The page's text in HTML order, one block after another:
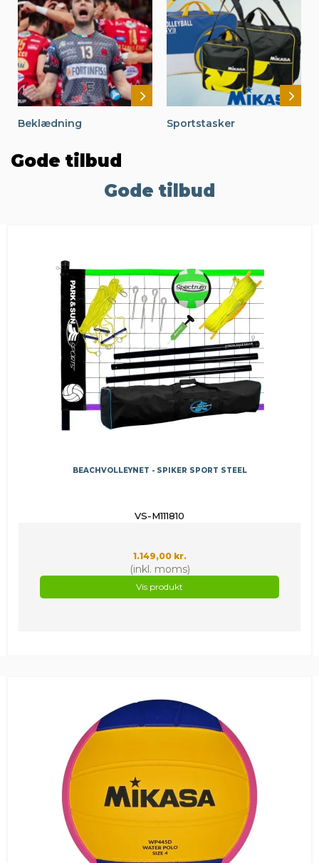
Beklædning Sportstasker
Gode tilbud
Gode tilbud
BEACHVOLLEYNET - SPIKER SPORT STEEL
VS-M111810
1.149,00 kr.
(inkl. moms)
Vis produkt